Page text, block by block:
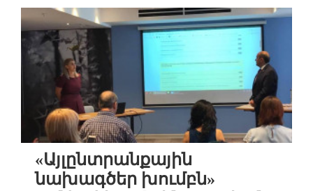
նախագիծ
«Այլընտրանքային
նախագծեր խումբն»